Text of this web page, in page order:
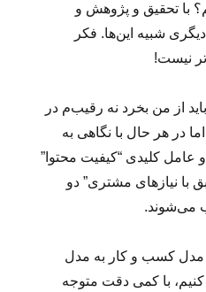
با تحقیق و پژوهش و
شبیه این‌ها. فکر
نیست!
از من بخرد نه رقیب‌م در
در هر حال با نگاهی به
کلیدی “کیفیت محتوا”
با نیازهای مشتری” دو
می‌شوند.
مدل کسب و کار به مدل
کنیم، با کمی دقت متوجه